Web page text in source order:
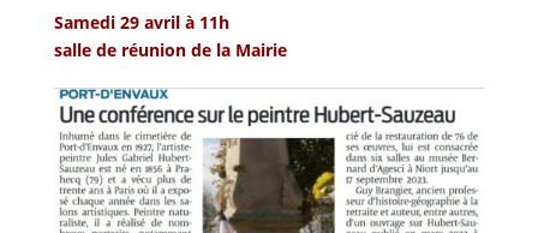
Samedi 29 avril à 11h
salle de réunion de la Mairie